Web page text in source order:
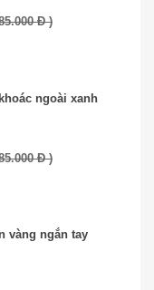
Đ )
ngoài xanh
Đ )
vàng ngắn tay